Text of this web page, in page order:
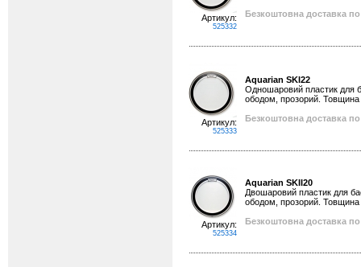
Артикул:
525332
Безкоштовна доставка по
Артикул:
525333
Aquarian SKI22
Одношаровий пластик для
ободом, прозорий.
Безкоштовна доставка по
Артикул:
525334
Aquarian SKII20
Двошаровий пластик для
ободом, прозорий.
Безкоштовна доставка по